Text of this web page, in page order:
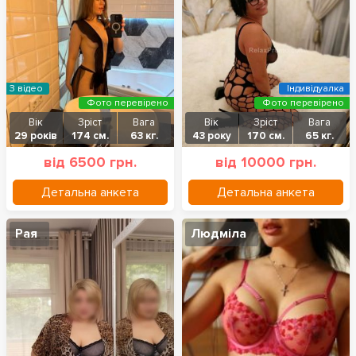
Вік
29 років
Зріст
174 см.
Вага
63 кг.
від 6500 грн.
Детальна анкета
З відео
Фото перевірено
Вік
43 року
Зріст
170 см.
Вага
65 кг.
від 10000 грн.
Детальна анкета
Фото перевірено
Індивідуалка
Рая Людміла